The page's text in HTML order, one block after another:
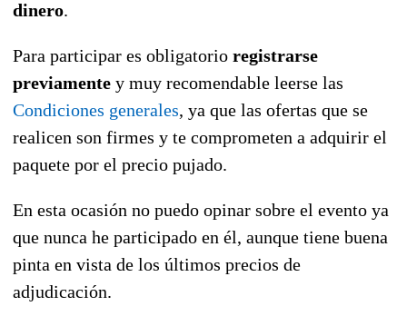
dinero.
Para participar es obligatorio registrarse
previamente y muy recomendable leerse las
Condiciones generales, ya que las ofertas que se
realicen son firmes y te comprometen a adquirir el
paquete por el precio pujado.
En esta ocasión no puedo opinar sobre el evento ya
que nunca he participado en él, aunque tiene buena
pinta en vista de los últimos precios de
adjudicación.